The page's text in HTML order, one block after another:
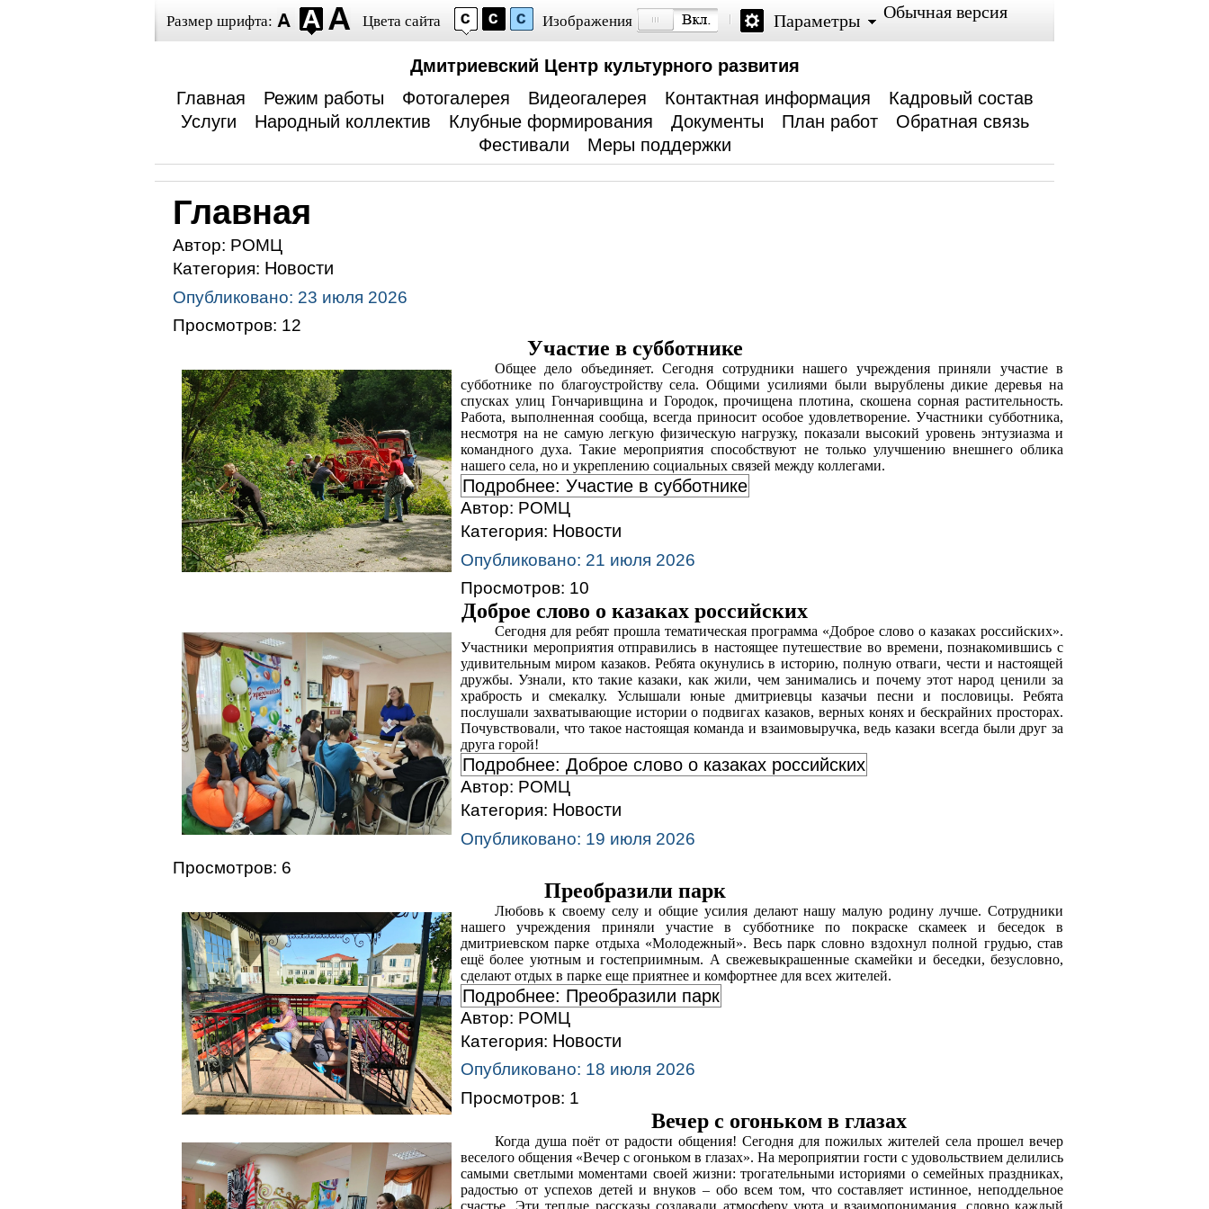
Размер шрифта: Цвета сайта Изображения Параметры Обычная версия
Дмитриевский Центр культурного развития
Главная
Режим работы Фотогалерея Видеогалерея Контактная информация
Кадровый состав
Услуги
Народный коллектив Клубные формирования Документы План работ
Обратная связь
Фестивали
Меры поддержки
Главная
Автор: РОМЦ
Категория: Новости
Опубликовано: 23 июля 2026
Просмотров: 12
Участие в субботнике
Общее дело объединяет. Сегодня сотрудники нашего учреждения приняли участие в
субботнике по благоустройству села. Общими усилиями были вырублены дикие деревья на
спусках улиц Гончаривщина и Городок, прочищена плотина, скошена сорная растительность.
Работа, выполненная сообща, всегда приносит особое удовлетворение. Участники субботника,
несмотря на не самую легкую физическую нагрузку, показали высокий уровень энтузиазма и
командного духа. Такие мероприятия способствуют не только улучшению внешнего облика
нашего села, но и укреплению социальных связей между коллегами.
Подробнее: Участие в субботнике
Автор: РОМЦ
Категория: Новости
Опубликовано: 21 июля 2026
Просмотров: 10
Доброе слово о казаках российских
Сегодня для ребят прошла тематическая программа «Доброе слово о казаках российских».
Участники мероприятия отправились в настоящее путешествие во времени, познакомившись с
удивительным миром казаков. Ребята окунулись в историю, полную отваги, чести и настоящей
дружбы. Узнали, кто такие казаки, как жили, чем занимались и почему этот народ ценили за
храбрость и смекалку. Услышали юные дмитриевцы казачьи песни и пословицы. Ребята
послушали захватывающие истории о подвигах казаков, верных конях и бескрайних просторах.
Почувствовали, что такое настоящая команда и взаимовыручка, ведь казаки всегда были друг за
друга горой!
Подробнее: Доброе слово о казаках российских
Автор: РОМЦ
Категория: Новости
Опубликовано: 19 июля 2026
Просмотров: 6
Преобразили парк
Любовь к своему селу и общие усилия делают нашу малую родину лучше. Сотрудники
нашего учреждения приняли участие в субботнике по покраске скамеек и беседок в
дмитриевском парке отдыха «Молодежный». Весь парк словно вздохнул полной грудью, став
ещё более уютным и гостеприимным. А свежевыкрашенные скамейки и беседки, безусловно,
сделают отдых в парке еще приятнее и комфортнее для всех жителей.
Подробнее: Преобразили парк
Автор: РОМЦ
Категория: Новости
Опубликовано: 18 июля 2026
Просмотров: 1
Вечер с огоньком в глазах
Когда душа поёт от радости общения! Сегодня для пожилых жителей села прошел вечер
веселого общения «Вечер с огоньком в глазах». На мероприятии гости с удовольствием делились
самыми светлыми моментами своей жизни: трогательными историями о семейных праздниках,
радостью от успехов детей и внуков – обо всем том, что составляет истинное, неподдельное
счастье. Эти теплые рассказы создавали атмосферу уюта и взаимопонимания, словно каждый